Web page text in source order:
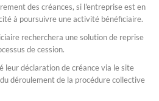
des créances, si l'entreprise est en
à poursuivre une activité bénéficiaire.
recherchera une solution de reprise
de cession.
leur déclaration de créance via le site
déroulement de la procédure collective